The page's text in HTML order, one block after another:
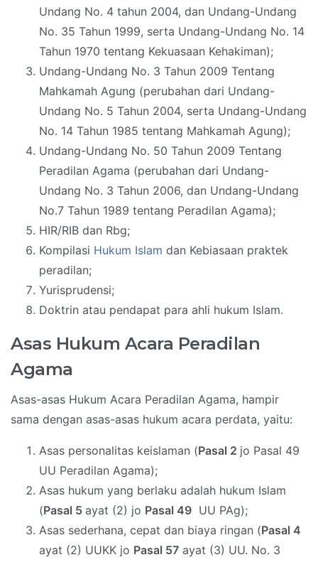
Undang No. 4 tahun 2004, dan Undang-Undang
No. 35 Tahun 1999, serta Undang-Undang No. 14
Tahun 1970 tentang Kekuasaan Kehakiman);
Undang-Undang No. 3 Tahun 2009 Tentang
Mahkamah Agung (perubahan dari Undang-
Undang No. 5 Tahun 2004, serta Undang-Undang
No. 14 Tahun 1985 tentang Mahkamah Agung);
Undang-Undang No. 50 Tahun 2009 Tentang
Peradilan Agama (perubahan dari Undang-
Undang No. 3 Tahun 2006, dan Undang-Undang
No.7 Tahun 1989 tentang Peradilan Agama);
HIR/RIB dan Rbg;
Kompilasi Hukum Islam dan Kebiasaan praktek
peradilan;
Yurisprudensi;
Doktrin atau pendapat para ahli hukum Islam.
Asas Hukum Acara Peradilan
Agama
Asas-asas Hukum Acara Peradilan Agama, hampir
sama dengan asas-asas hukum acara perdata, yaitu:
Asas personalitas keislaman (Pasal 2 jo Pasal 49
UU Peradilan Agama);
Asas hukum yang berlaku adalah hukum Islam
(Pasal 5 ayat (2) jo Pasal 49 UU PAg);
Asas sederhana, cepat dan biaya ringan (Pasal 4
ayat (2) UUKK jo Pasal 57 ayat (3) UU. No. 3